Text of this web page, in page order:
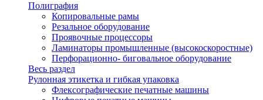
Полиграфия
Копировальные рамы
Резальное оборудование
Проявочные процессоры
Ламинаторы промышленные (высокоскоростные)
Перфорационно- биговальное оборудование
Весь раздел
Рулонная этикетка и гибкая упаковка
Флексографические печатные машины